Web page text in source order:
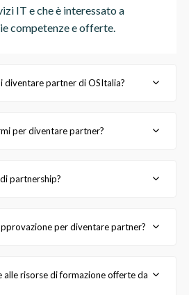
IT e che è interessato a
competenze e offerte.
diventare partner di OSItalia?
per diventare partner?
partnership?
per diventare partner?
alle risorse di formazione offerte da